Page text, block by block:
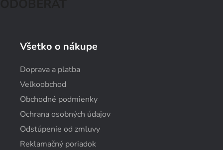
Všetko o nákupe
Doprava a platba
Veľkoobchod
Obchodné podmienky
Ochrana osobných údajov
Odstúpenie od zmluvy
Reklamačný poriadok